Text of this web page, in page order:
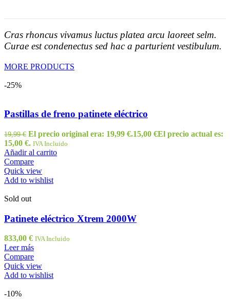
Cras rhoncus vivamus luctus platea arcu laoreet selm.
Curae est condenectus sed hac a parturient vestibulum.
MORE PRODUCTS
-25%
Pastillas de freno patinete eléctrico
19,99€ El precio original era: 19,99 €.15,00 €El precio actual es:
15,00 €. IVA Incluido
Añadir al carrito
Compare
Quick view
Add to wishlist
Sold out
Patinete eléctrico Xtrem 2000W
833,00 € IVA Incluido
Leer más
Compare
Quick view
Add to wishlist
-10%